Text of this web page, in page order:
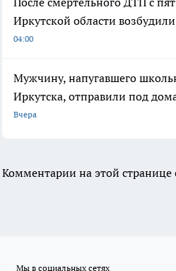
Иркутской области
04:00
Мужчину, напугавшего
Иркутска, отправили под
Вчера
Комментарии на этой
Мы в социальных сетях